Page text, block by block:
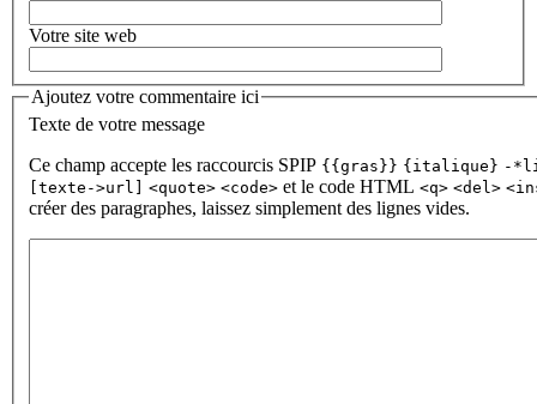
Votre site web
Ajoutez votre commentaire ici
Texte de votre message
Ce champ accepte les raccourcis SPIP {{gras}} {italique} -
[texte->url]
<quote> <code> et le code HTML <q> <del>
créer des paragraphes, laissez simplement des lignes vides.